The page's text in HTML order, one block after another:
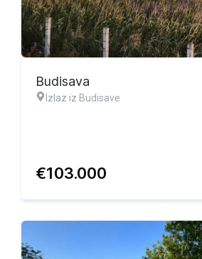
Budisava
Izlaz iz Budisave
€103.000